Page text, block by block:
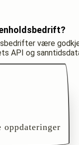
være
API og
oppdateringer